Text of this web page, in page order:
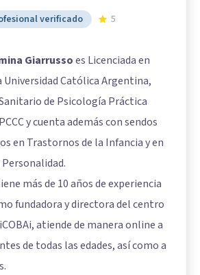
verificado 5
Giarrussoes Licenciada en
Católica Argentina,
de Psicología Práctica
y cuenta además con sendos
en Trastornos de la Infancia y en
más de 10 años de experiencia
fundadora y directora del centro
atiende de manera online a
de todas las edades, así como a